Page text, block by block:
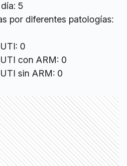
5
por diferentes patologías:
0
con ARM: 0
sin ARM: 0